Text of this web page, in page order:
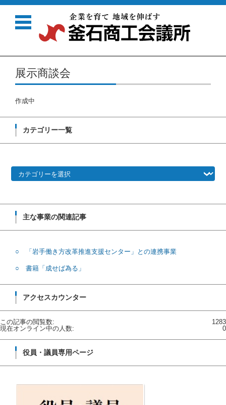
コンテンツに移動
展示商談会
作成中
カテゴリー一覧
主な事業の関連記事
○ 「岩手働き方改革推進支援センター」との連携事業
○ 書籍「成せば為る」
アクセスカウンター
1283
この記事の閲覧数:
0
現在オンライン中の人数:
役員・議員専用ページ